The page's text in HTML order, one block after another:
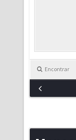
Encontrar